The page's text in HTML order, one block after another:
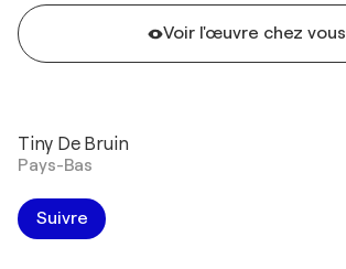
Voir l'œuvre chez vous
Tiny De Bruin
Pays-Bas
Suivre